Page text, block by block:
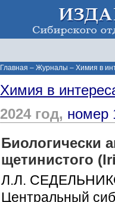
Главная – Журналы – Химия в
Химия в
2024 год, номер
Биологически
щетинистого
Л.Л.
Центральный